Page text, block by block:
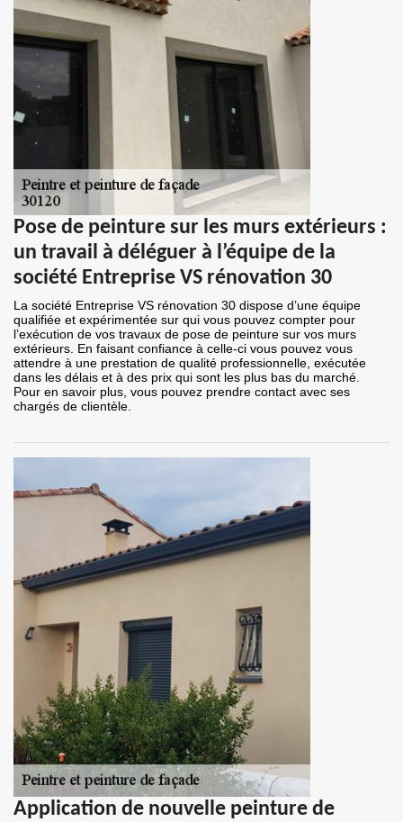
Pose de peinture sur les murs extérieurs :
un travail à déléguer à l’équipe de la
société Entreprise VS rénovation 30
La société Entreprise VS rénovation 30 dispose d’une équipe
qualifiée et expérimentée sur qui vous pouvez compter pour
l’exécution de vos travaux de pose de peinture sur vos murs
extérieurs. En faisant confiance à celle-ci vous pouvez vous
attendre à une prestation de qualité professionnelle, exécutée
dans les délais et à des prix qui sont les plus bas du marché.
Pour en savoir plus, vous pouvez prendre contact avec ses
chargés de clientèle.
Application de nouvelle peinture de